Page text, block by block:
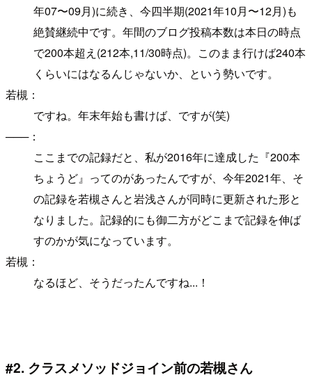
年07〜09月)に続き、今四半期(2021年10月〜12月)も
絶賛継続中です。年間のブログ投稿本数は本日の時点
で200本超え(212本,11/30時点)。このまま行けば240本
くらいにはなるんじゃないか、という勢いです。
若槻：
ですね。年末年始も書けば、ですが(笑)
───：
ここまでの記録だと、私が2016年に達成した『200本
ちょうど』ってのがあったんですが、今年2021年、そ
の記録を若槻さんと岩浅さんが同時に更新された形と
なりました。記録的にも御二方がどこまで記録を伸ば
すのかが気になっています。
若槻：
なるほど、そうだったんですね...！
#2. クラスメソッドジョイン前の若槻さん